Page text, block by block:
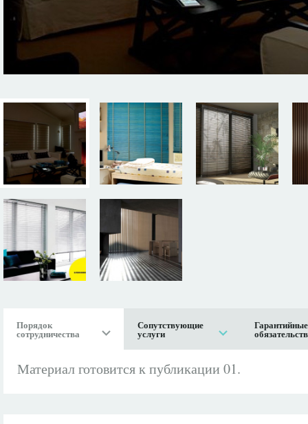
Порядок
сотрудничества
Сопутствующие
услуги
Гарантийные
Материал готовится к публикации 01.